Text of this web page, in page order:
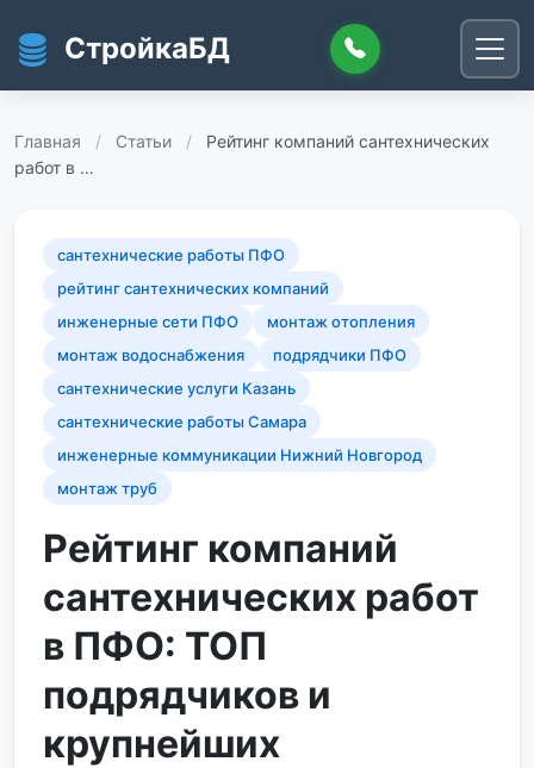
СтройкаБД
Главная / Статьи /
Рейтинг компаний сантехнических
работ в …
сантехнические работы ПФО
рейтинг сантехнических компаний
инженерные сети ПФО
монтаж отопления
монтаж водоснабжения
подрядчики ПФО
сантехнические услуги Казань
сантехнические работы Самара
инженерные коммуникации Нижний Новгород
монтаж труб
Рейтинг компаний
сантехнических работ
в ПФО: ТОП
подрядчиков и
крупнейших